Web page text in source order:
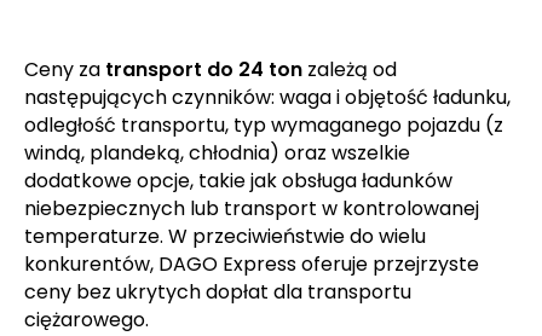
Ceny za transport do 24 ton zależą od
następujących czynników: waga i objętość ładunku,
odległość transportu, typ wymaganego pojazdu (z
windą, plandeką, chłodnia) oraz wszelkie
dodatkowe opcje, takie jak obsługa ładunków
niebezpiecznych lub transport w kontrolowanej
temperaturze. W przeciwieństwie do wielu
konkurentów, DAGO Express oferuje przejrzyste
ceny bez ukrytych dopłat dla transportu
ciężarowego.